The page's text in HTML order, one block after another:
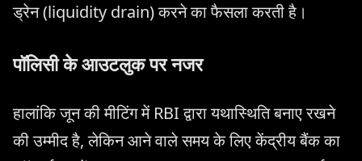
ड्रेन (liquidity drain) करने का फैसला करती है।
पॉलिसी के आउटलुक पर नजर
हालांकि जून की मीटिंग में RBI द्वारा यथास्थिति बनाए रखने
की उम्मीद है, लेकिन आने वाले समय के लिए केंद्रीय बैंक का